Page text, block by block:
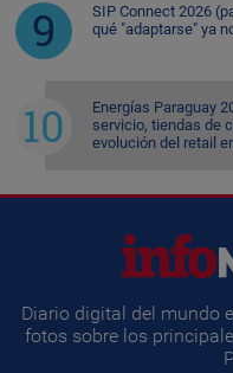
SIP Connect 2026
qué "adaptarse" ya
Energías Paraguay
servicio, tiendas de
evolución del retail
Diario digital del mundo
fotos sobre los